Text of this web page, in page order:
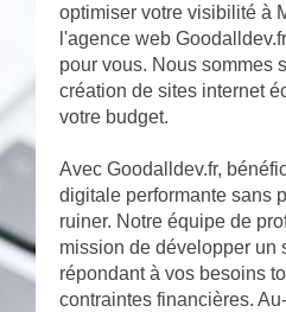
optimiser votre visibilité à
l'agence web
pour vous. Nous sommes
création de sites internet
votre budget.
Avec Goodalldev.fr,
digitale performante sans
ruiner. Notre équipe de
mission de développer un
répondant à vos besoins
contraintes financières.